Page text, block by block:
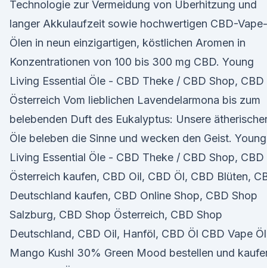
Technologie zur Vermeidung von Überhitzung und
langer Akkulaufzeit sowie hochwertigen CBD-Vape-
Ölen in neun einzigartigen, köstlichen Aromen in
Konzentrationen von 100 bis 300 mg CBD. Young
Living Essential Öle - CBD Theke / CBD Shop, CBD
Österreich Vom lieblichen Lavendelarmona bis zum
belebenden Duft des Eukalyptus: Unsere
Öle beleben die Sinne und wecken den Geist. Young
Living Essential Öle - CBD Theke / CBD Shop, CBD
Österreich kaufen, CBD Oil, CBD Öl, CBD Blüten,
Deutschland kaufen, CBD Online Shop, CBD Shop
Salzburg, CBD Shop Österreich, CBD Shop
Deutschland, CBD Oil, Hanföl, CBD Öl CBD Vape Öl
Mango Kushl 30% Green Mood bestellen und